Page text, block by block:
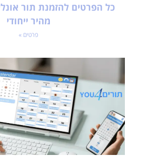
כל הפרטים להזמנת תור
מהיר ייחודי
פרטים »